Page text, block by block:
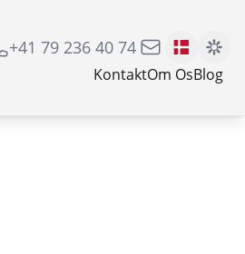
+41 79 236 40 74
KontaktOm OsBlog